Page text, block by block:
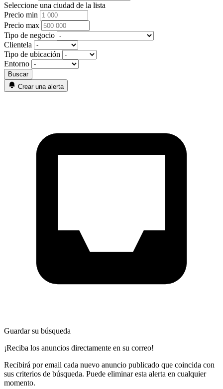
Seleccione una ciudad de la lista
Precio min
Precio max
Tipo de negocio
Clientela
Tipo de ubicación
Entorno
Crear una alerta
Guardar su búsqueda
¡Reciba los anuncios directamente en su correo!
Recibirá por email cada nuevo anuncio publicado que coincida con
sus criterios de búsqueda. Puede eliminar esta alerta en cualquier
momento.